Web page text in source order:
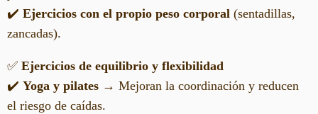
✔️ Ejercicios con el propio peso corporal (sentadillas,
zancadas).
✅ Ejercicios de equilibrio y flexibilidad
✔️ Yoga y pilates → Mejoran la coordinación y reducen
el riesgo de caídas.